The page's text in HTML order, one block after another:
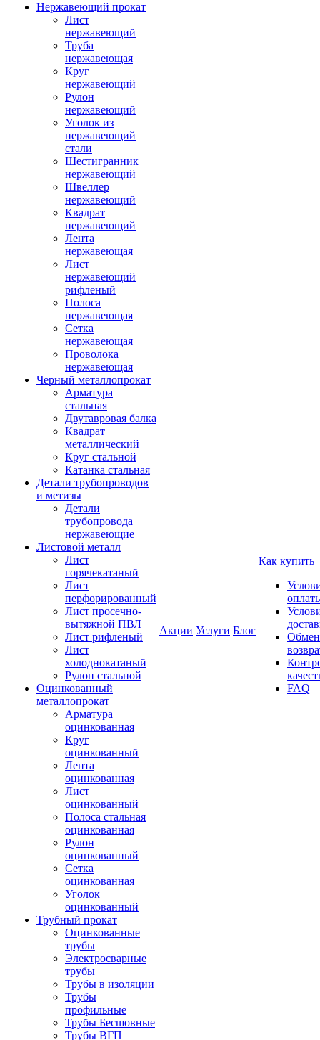
Нержавеющий прокат
Лист
нержавеющий
Труба
нержавеющая
Круг
нержавеющий
Рулон
нержавеющий
Уголок из
нержавеющий
стали
Шестигранник
нержавеющий
Швеллер
нержавеющий
Квадрат
нержавеющий
Лента
нержавеющая
Лист
нержавеющий
рифленый
Полоса
нержавеющая
Сетка
нержавеющая
Проволока
нержавеющая
Черный металлопрокат
Арматура
стальная
Двутавровая балка
Квадрат
металлический
Круг стальной
Катанка стальная
Детали трубопроводов
и метизы
Детали
трубопровода
нержавеющие
Листовой металл
Лист
горячекатаный
Лист
перфорированный
Лист просечно-
вытяжной ПВЛ
Лист рифленый
Лист
холоднокатаный
Рулон стальной
Оцинкованный
металлопрокат
Арматура
оцинкованная
Круг
оцинкованный
Лента
оцинкованная
Лист
оцинкованный
Полоса стальная
оцинкованная
Рулон
оцинкованный
Сетка
оцинкованная
Уголок
оцинкованный
Трубный прокат
Оцинкованные
трубы
Электросварные
трубы
Трубы в изоляции
Трубы
профильные
Трубы Бесшовные
Трубы ВГП
Акции Услуги Блог
Как купить
FAQ